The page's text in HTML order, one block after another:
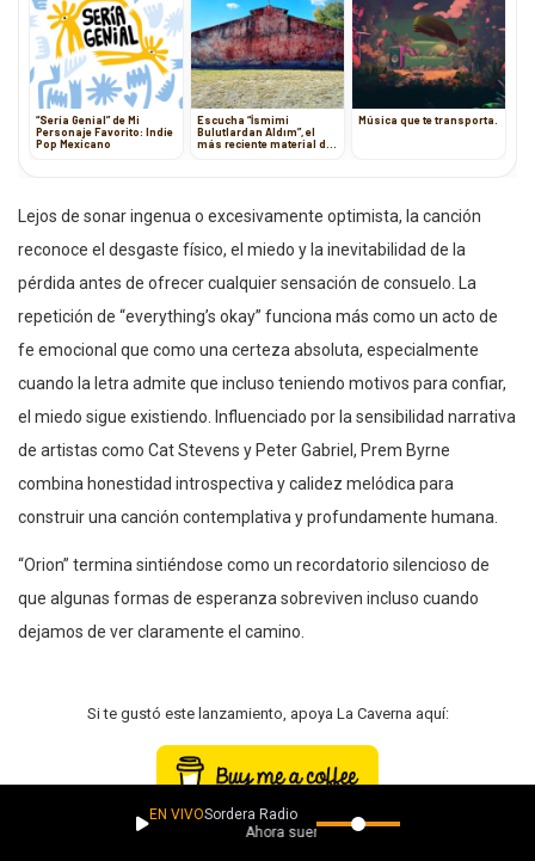
“Sería Genial” de Mi
Personaje Favorito: Indie
Pop Mexicano
Escucha “İsmimi
Bulutlardan Aldım”, el
más reciente material de
Música que te transporta.
Lejos de sonar ingenua o excesivamente optimista, la canción
reconoce el desgaste físico, el miedo y la inevitabilidad de la
pérdida antes de ofrecer cualquier sensación de consuelo. La
repetición de “everything’s okay” funciona más como un acto de
fe emocional que como una certeza absoluta, especialmente
cuando la letra admite que incluso teniendo motivos para confiar,
el miedo sigue existiendo. Influenciado por la sensibilidad narrativa
de artistas como Cat Stevens y Peter Gabriel, Prem Byrne
combina honestidad introspectiva y calidez melódica para
construir una canción contemplativa y profundamente humana.
“Orion” termina sintiéndose como un recordatorio silencioso de
que algunas formas de esperanza sobreviven incluso cuando
dejamos de ver claramente el camino.
Si te gustó este lanzamiento, apoya La Caverna aquí:
EN VIVOSordera Radio
Ahora suena